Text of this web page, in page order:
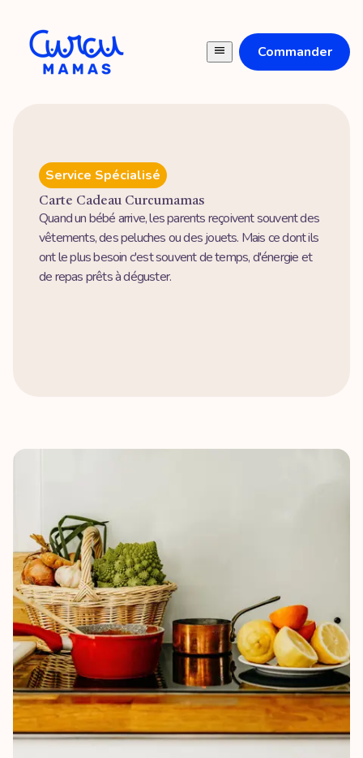
Commander
Service Spécialisé
Carte Cadeau Curcumamas
Quand un bébé arrive, les parents reçoivent souvent des
vêtements, des peluches ou des jouets. Mais ce dont ils
ont le plus besoin c'est souvent de temps, d'énergie et
de repas prêts à déguster.